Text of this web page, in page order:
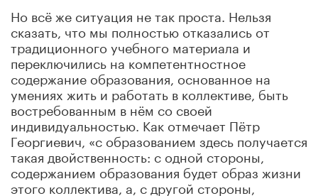
Но всё же ситуация не так проста. Нельзя
сказать, что мы полностью отказались от
традиционного учебного материала и
переключились на компетентностное
содержание образования, основанное на
умениях жить и работать в коллективе, быть
востребованным в нём со своей
индивидуальностью. Как отмечает Пётр
Георгиевич, «с образованием здесь получается
такая двойственность: с одной стороны,
содержанием образования будет образ жизни
этого коллектива, а, с другой стороны,